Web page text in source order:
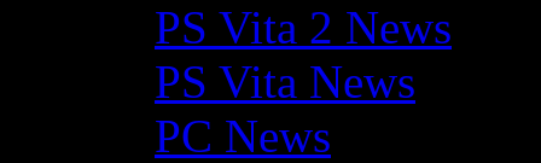
PS Vita 2 News
PS Vita News
PC News